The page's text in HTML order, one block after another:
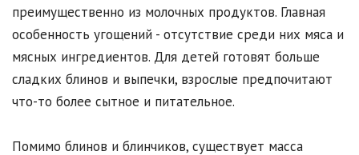
преимущественно из молочных продуктов. Главная
особенность угощений - отсутствие среди них мяса и
мясных ингредиентов. Для детей готовят больше
сладких блинов и выпечки, взрослые предпочитают
что-то более сытное и питательное.
Помимо блинов и блинчиков, существует масса